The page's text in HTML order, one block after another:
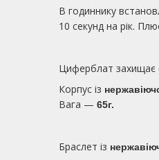
В годиннику
10 секунд на рік.
Циферблат захищає
Корпус із
Вага — 65г.
Браслет із